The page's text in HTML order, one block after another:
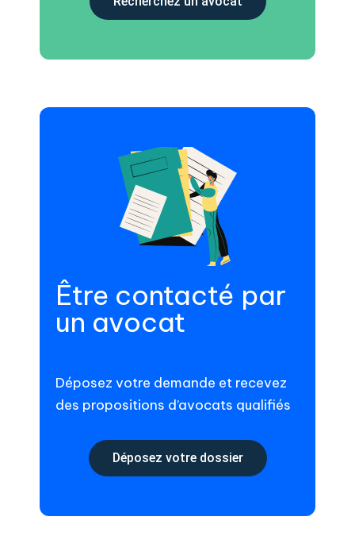
Être contacté par
un avocat
Déposez votre demande et recevez
des propositions d’avocats qualifiés
Déposez votre dossier